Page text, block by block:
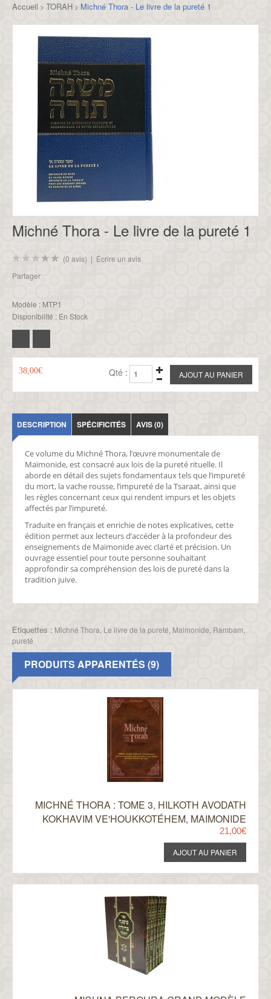
Accueil > TORAH > Michné Thora - Le livre de la pureté 1
Michné Thora - Le livre de la pureté 1
(0 avis) | Écrire un avis
Partager
Modèle : MTP1
Disponibilité : En Stock
38,00€ Qté :
DESCRIPTION SPÉCIFICITÉS AVIS (0)
Ce volume du Michné Thora, l’œuvre monumentale de
Maïmonide, est consacré aux lois de la pureté rituelle. Il
aborde en détail des sujets fondamentaux tels que l’impureté
du mort, la vache rousse, l’impureté de la Tsaraat, ainsi que
les règles concernant ceux qui rendent impurs et les objets
affectés par l’impureté.
Traduite en français et enrichie de notes explicatives, cette
édition permet aux lecteurs d’accéder à la profondeur des
enseignements de Maïmonide avec clarté et précision. Un
ouvrage essentiel pour toute personne souhaitant
approfondir sa compréhension des lois de pureté dans la
tradition juive.
Etiquettes : Michné Thora, Le livre de la pureté, Maimonide Rambam,
pureté
PRODUITS APPARENTÉS (9)
MICHNÉ THORA : TOME 3, HILKOTH AVODATH
KOKHAVIM VE'HOUKKOTÉHEM, MAIMONIDE
21,00€